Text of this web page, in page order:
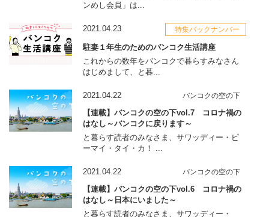
ンめし会員」は...
2021.04.23 特集バックナンバー
駐妻１年生のためのバンコク生活講座
これからの数年をバンコクで暮らすみなさん
はじめまして、と暮...
2021.04.22 バンコクの空の下
【連載】バンコクの空の下vol.7 コロナ禍の
はなし～バンコクに戻ります～
と暮らす読者のみなさま、サワッディー・ピ
ーマイ・タイ・カ！ ...
2021.04.22 バンコクの空の下
【連載】バンコクの空の下vol.6 コロナ禍の
はなし～日本にいました～
と暮らす読者のみなさま、サワッディー・